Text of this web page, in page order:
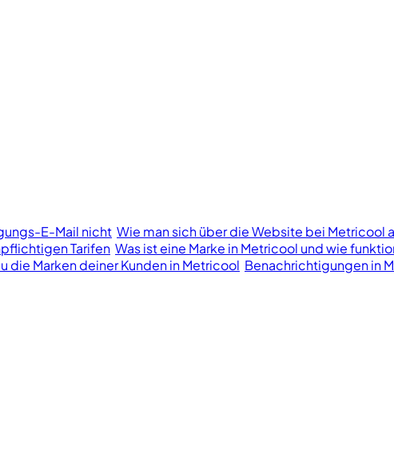
E-Mail nicht Wie man sich über die Website bei Metricool
Tarifen Was ist eine Marke in Metricool und wie
die Marken deiner Kunden in Metricool Benachrichtigungen in